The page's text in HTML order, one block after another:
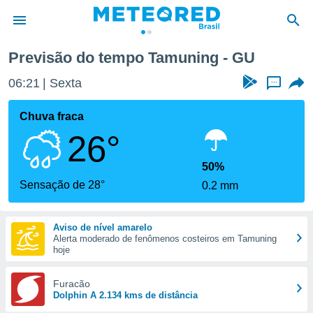
da
fornecidas
a este
das
e
forma
digital
Previsão do tempo Tamuning - GU
06:21 Sexta ...
Chuva fraca
26°
Sensação de 28°
50%
0.2 mm
Aviso de nível amarelo
Alerta moderado de fenômenos costeiros em Tamuning
hoje
Furacão
Dolphin A 2.134 kms de distância